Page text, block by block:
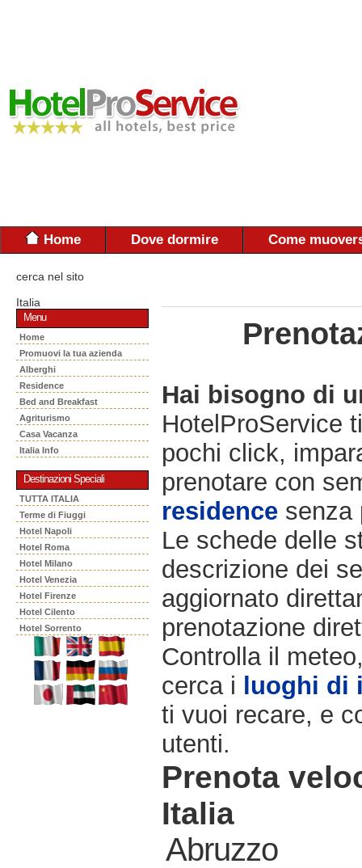
Home Dove dormire Come
cerca nel sito
Italia
Menu
Home
Promuovi la tua azienda
Alberghi
Residence
Bed and Breakfast
Agriturismo
Casa Vacanza
Italia Info
Destinazioni Speciali
TUTTA ITALIA
Terme di Fiuggi
Hotel Napoli
Hotel Roma
Hotel Milano
Hotel Venezia
Hotel Firenze
Hotel Cilento
Hotel Sorrento
Hai bisogno di
HotelProService
pochi click,
prenotare con
residence senza
Le schede delle
descrizione dei
aggiornato
prenotazione
Controlla il
cerca i
luoghi di
ti vuoi recare, e
utenti.
Prenota
Italia
Abruzzo